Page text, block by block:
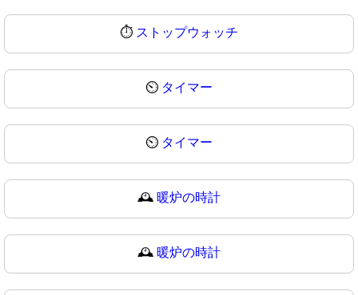
⏱ ストップウォッチ
⏲️ タイマー
⏲ タイマー
🕰️ 暖炉の時計
🕰 暖炉の時計